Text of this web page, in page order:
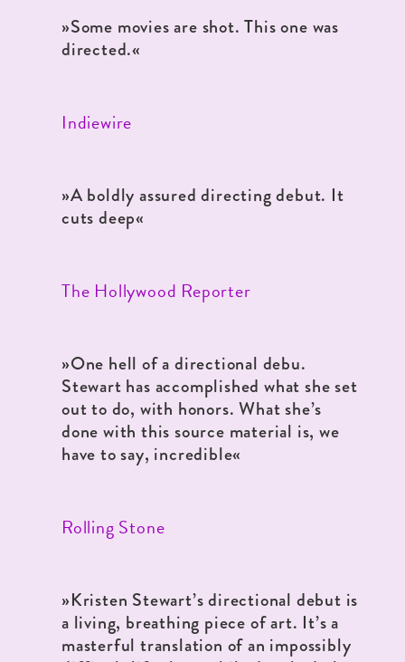
»Some movies are shot. This one was
directed.«
Indiewire
»A boldly assured directing debut. It
cuts deep«
The Hollywood Reporter
»One hell of a directional debu.
Stewart has accomplished what she set
out to do, with honors. What she’s
done with this source material is, we
have to say, incredible«
Rolling Stone
»Kristen Stewart’s directional debut is
a living, breathing piece of art. It’s a
masterful translation of an impossibly